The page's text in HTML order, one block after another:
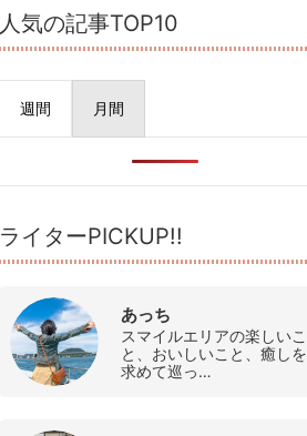
人気の記事TOP10
週間 月間
ライターPICKUP!!
あっち
スマイルエリアの楽しいこ
と、おいしいこと、癒しを
求めて巡っ…